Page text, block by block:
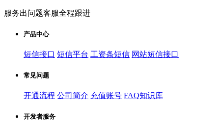
服务出问题客服全程跟进
产品中心
短信接口 短信平台 工资条短信 网站短信接口
常见问题
开通流程 公司简介 充值账号 FAQ知识库
开发者服务